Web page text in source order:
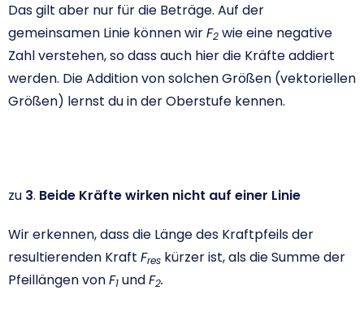
Das gilt aber nur für die Beträge. Auf der
gemeinsamen Linie können wirF2 wie eine negative
Zahl verstehen, so dass auch hier die Kräfte addiert
werden. Die Addition von solchen Größen (vektoriellen
Größen) lernst du in der Oberstufe kennen.
zu 3. Beide Kräfte wirken nicht auf einer Linie
Wir erkennen, dass die Länge des Kraftpfeils der
resultierenden Kraft Fres kürzer ist, als die Summe der
Pfeillängen vonF1 undF2.